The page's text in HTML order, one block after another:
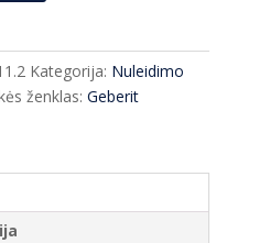
Kategorija: Nuleidimo
ženklas: Geberit